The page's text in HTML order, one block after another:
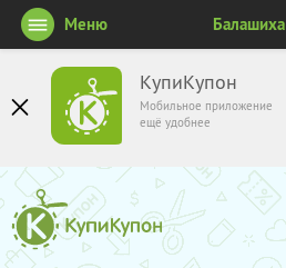
КупиКупон
Мобильное приложение
ещё удобнее
Меню Балашиха